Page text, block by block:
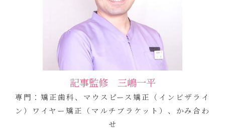
記事監修 三嶋一平
専門：矯正歯科、マウスピース矯正（インビザライ
ン）ワイヤー矯正（マルチブラケット）、かみ合わ
せ